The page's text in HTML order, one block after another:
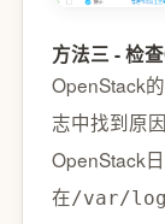
方法三 - 检
OpenStack
志中找到原因
OpenStack
在/var/